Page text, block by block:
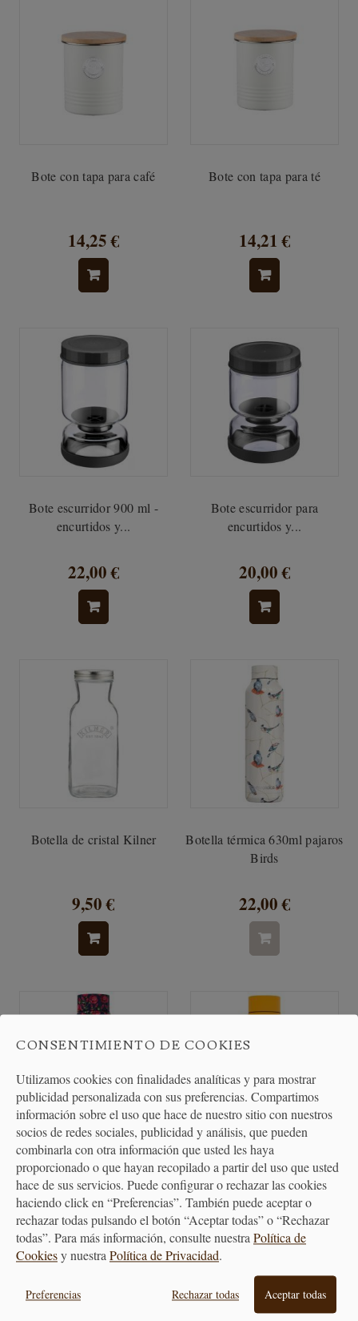
Bote con tapa para café
14,25 €
Bote con tapa para té
14,21 €
Bote escurridor 900 ml -
encurtidos y...
22,00 €
Bote escurridor para
encurtidos y...
20,00 €
Botella de cristal Kilner
9,50 €
Botella térmica 630ml pajaros
Birds
22,00 €
Botella térmica acero
inoxidable Tiny Tulips
20,00 €
Botella térmica amarilla amber
yellow
20,00 €
CONSENTIMIENTO DE COOKIES
Utilizamos cookies con finalidades analíticas y para mostrar
publicidad personalizada con sus preferencias. Compartimos
información sobre el uso que hace de nuestro sitio con nuestros
socios de redes sociales, publicidad y análisis, que pueden
combinarla con otra información que usted les haya
proporcionado o que hayan recopilado a partir del uso que usted
hace de sus servicios. Puede configurar o rechazar las cookies
haciendo click en “Preferencias”. También puede aceptar o
rechazar todas pulsando el botón “Aceptar todas” o “Rechazar
todas”. Para más información, consulte nuestraPolítica de
Cookiesy nuestraPolítica de Privacidad.
Preferencias Rechazar todas Aceptar todas